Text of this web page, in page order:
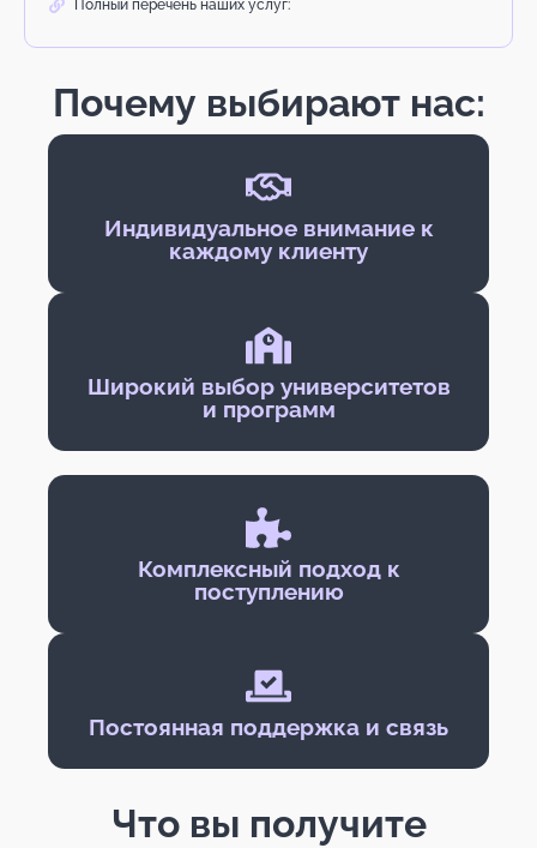
Полный перечень наших услуг:
Почему выбирают нас:
Индивидуальное внимание к
каждому клиенту
Широкий выбор университетов
и программ
Комплексный подход к
поступлению​
Постоянная поддержка и связь​
Что вы получите